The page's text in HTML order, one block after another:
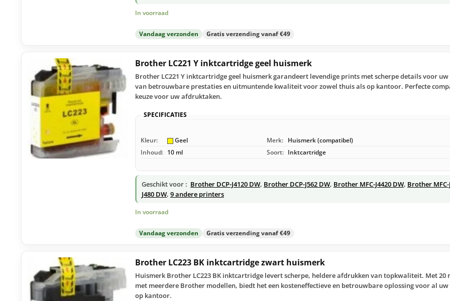
In voorraad
Vandaag verzonden Gratis verzending vanaf €49
Brother LC221 Y inktcartridge geel huismerk
Brother LC221 Y inktcartridge geel huismerk garandeert levendige prints met scherpe details voor
van betrouwbare prestaties en uitmuntende kwaliteit voor zowel thuis als op kantoor. Perfecte
keuze voor uw afdruktaken.
SPECIFICATIES
Kleur: Geel Merk: Huismerk (compatibel)
Inhoud: 10 ml Soort: Inktcartridge
Geschikt voor : Brother DCP-J4120 DW, Brother DCP-J562 DW, Brother MFC-J4420 DW, Brother MFC-
J480 DW, 9 andere printers
In voorraad
Vandaag verzonden Gratis verzending vanaf €49
Brother LC223 BK inktcartridge zwart huismerk
Huismerk Brother LC223 BK inktcartridge levert scherpe, heldere afdrukken van topkwaliteit. Met 20
met meerdere Brother modellen, biedt het een kosteneffectieve en betrouwbare oplossing voor al
op kantoor.